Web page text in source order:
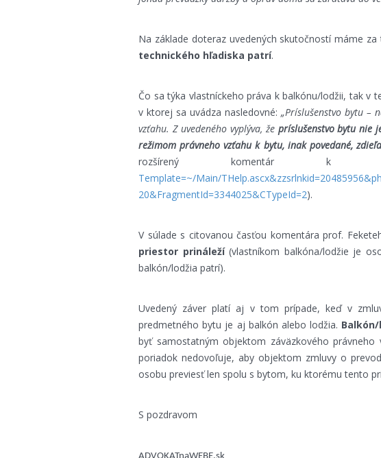
Na základe doteraz uvedených skutočností máme za
technického hľadiska patrí.
Čo sa týka vlastníckeho práva k balkónu/lodžii, tak
v ktorej sa uvádza nasledovné: „Príslušenstvo bytu –
vzťahu. Z uvedeného vyplýva, že príslušenstvo bytu nie
režimom právneho vzťahu k bytu, inak povedané,
rozšírený komentár
Template=~/Main/
20&FragmentId=3344025&CTypeId=2).
V súlade s citovanou časťou komentára prof.
priestor prináleží(vlastníkom balkóna/lodžie je
balkón/lodžia patrí).
Uvedený záver platí aj v tom prípade, keď v
predmetného bytu je aj balkón alebo lodžia.
byť samostatným objektom záväzkového
poriadok nedovoľuje, aby objektom zmluvy o
osobu previesť len spolu s bytom, ku ktorému tento
S pozdravom